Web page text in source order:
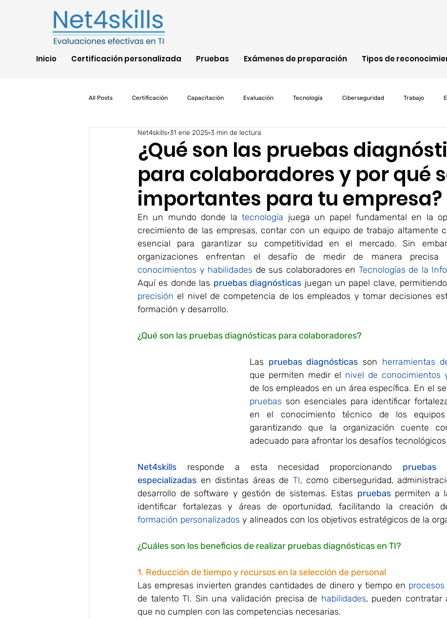
Inicio Certificación personalizada Pruebas Exámenes de preparación Tipos de
All Posts Certificación Capacitación Evaluación Tecnología Ciberseguridad Trabajo
COVID IA AWS Cisco ITIL
Pruebas de habilidades Seguridad riesgos Net4skills pruebas personalizacion
¿Qué son las pruebas
para colaboradores y por qué
importantes para tu empresa?
Net4skills 31 ene 2025 3 min de lectura
En un mundo donde la tecnología juega un papel fundamental en la
crecimiento de las empresas, contar con un equipo de trabajo altamente
esencial para garantizar su competitividad en el mercado. Sin
conocimientos y habilidades de sus colaboradores en Tecnologías de la
Aquí es donde las pruebas diagnósticas juegan un papel clave, permitiendo
precisión el nivel de competencia de los empleados y tomar decisiones
formación y desarrollo.
¿Qué son las pruebas diagnósticas para colaboradores?
Las pruebas diagnósticas son herramientas
que permiten medir el nivel de conocimientos
de los empleados en un área específica. En el
pruebas son esenciales para identificar
en el conocimiento técnico de los
garantizando que la organización cuente
adecuado para afrontar los desafíos tecnológicos.
Net4skills responde a esta necesidad proporcionando pruebas
especializadas en distintas áreas de TI, como ciberseguridad,
desarrollo de software y gestión de sistemas. Estas pruebas permiten a
identificar fortalezas y áreas de oportunidad, facilitando la creación
formación personalizados y alineados con los objetivos estratégicos de la
¿Cuáles son los beneficios de realizar pruebas diagnósticas en TI?
1. Reducción de tiempo y recursos en la selección de personal
Las empresas invierten grandes cantidades de dinero y tiempo en
de talento TI. Sin una validación precisa de habilidades, pueden contratar
que no cumplen con las competencias necesarias.